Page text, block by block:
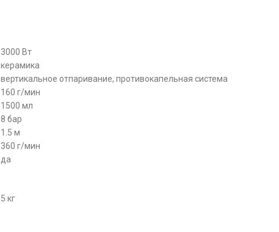
3000 Вт
керамика
вертикальное отпаривание, противокапельная система
160 г/мин
1500 мл
8 бар
1.5 м
360 г/мин
да
5 кг